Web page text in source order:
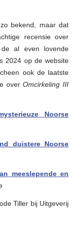
bekend, maar dat
recensie over
al even lovende
2024 op de website
ook de laatste
overOmcirkeling III
Noorse
duistere Noorse
meeslepende en
Tiller bij Uitgeverij